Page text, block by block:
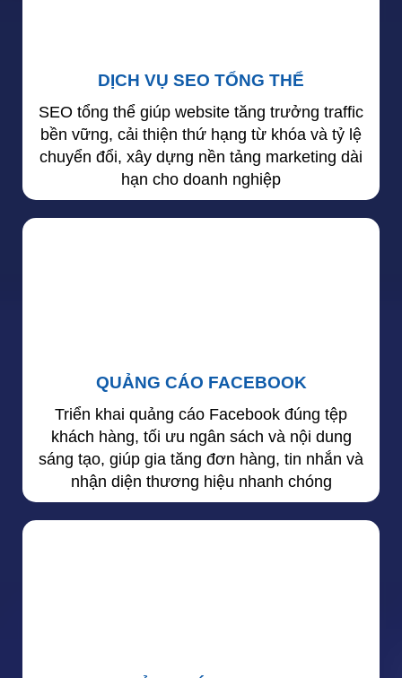
DỊCH VỤ SEO TỔNG THỂ
SEO tổng thể giúp website tăng trưởng traffic
bền vững, cải thiện thứ hạng từ khóa và tỷ lệ
chuyển đổi, xây dựng nền tảng marketing dài
hạn cho doanh nghiệp
QUẢNG CÁO FACEBOOK
Triển khai quảng cáo Facebook đúng tệp
khách hàng, tối ưu ngân sách và nội dung
sáng tạo, giúp gia tăng đơn hàng, tin nhắn và
nhận diện thương hiệu nhanh chóng